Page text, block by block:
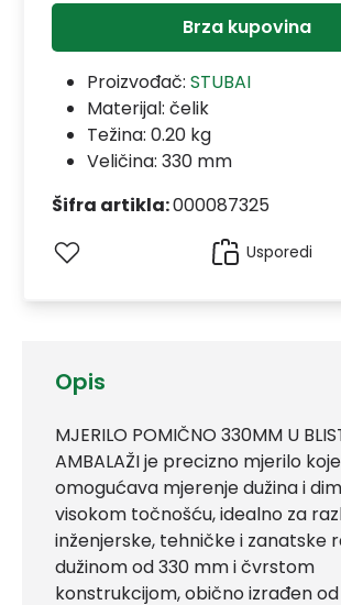
Opis
MJERILO POMIČNO 330MM U
AMBALAŽI je precizno mjerilo koje
omogućava mjerenje dužina i
visokom točnošću, idealno za
inženjerske, tehničke i zanatske
dužinom od 330 mm i čvrstom
konstrukcijom, obično izrađen
Brza kupovina
Proizvođač: STUBAI
Materijal: čelik
Težina: 0.20 kg
Veličina: 330 mm
Šifra artikla:000087325
Usporedi